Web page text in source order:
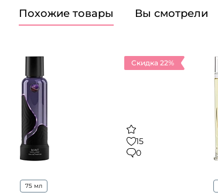
Похожие товары Вы смотрели
Скидка 22%
15
0
75 мл